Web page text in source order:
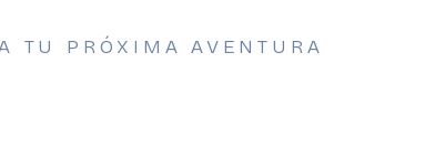
TU PRÓXIMA AVENTURA